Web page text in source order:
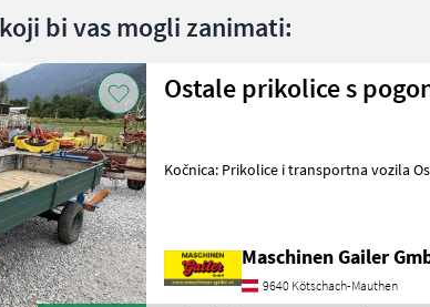
bi vas mogli zanimati:
Ostale prikolice s
Kočnica: Prikolice i transportna
Maschinen Gailer
9640 Kötschach-Mauthen